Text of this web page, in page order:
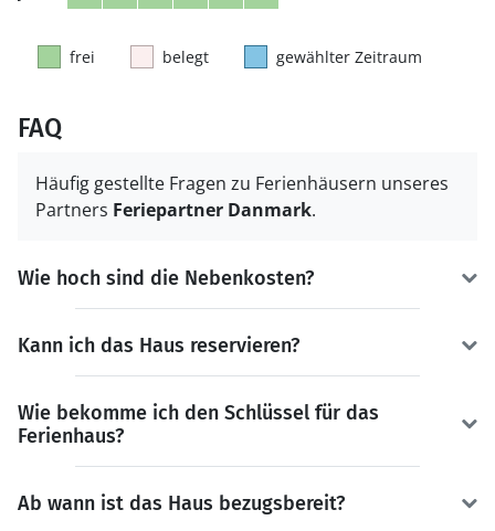
frei belegt gewählter Zeitraum
FAQ
Häufig gestellte Fragen zu Ferienhäusern unseres
Partners Feriepartner Danmark.
Wie hoch sind die Nebenkosten?
Kann ich das Haus reservieren?
Wie bekomme ich den Schlüssel für das
Ferienhaus?
Ab wann ist das Haus bezugsbereit?